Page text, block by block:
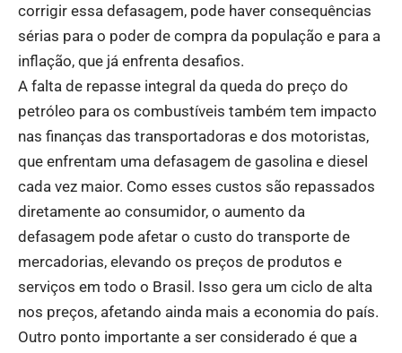
corrigir essa defasagem, pode haver consequências
sérias para o poder de compra da população e para a
inflação, que já enfrenta desafios.
A falta de repasse integral da queda do preço do
petróleo para os combustíveis também tem impacto
nas finanças das transportadoras e dos motoristas,
que enfrentam uma defasagem de gasolina e diesel
cada vez maior. Como esses custos são repassados
diretamente ao consumidor, o aumento da
defasagem pode afetar o custo do transporte de
mercadorias, elevando os preços de produtos e
serviços em todo o Brasil. Isso gera um ciclo de alta
nos preços, afetando ainda mais a economia do país.
Outro ponto importante a ser considerado é que a